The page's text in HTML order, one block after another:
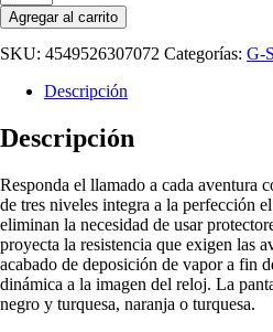
2200BB-
1ADR
cantidad
Agregar al carrito
SKU: 4549526307072 Categorías: G-
Descripción
Descripción
Responda el llamado a cada aventura
de tres niveles integra a la perfección
eliminan la necesidad de usar
proyecta la resistencia que exigen las
acabado de deposición de vapor a fin
dinámica a la imagen del reloj. La
negro y turquesa, naranja o turquesa.